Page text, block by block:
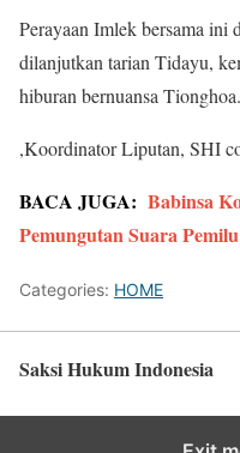
Perayaan Imlek bersama ini
dilanjutkan tarian Tidayu,
hiburan bernuansa Tionghoa.
,Koordinator Liputan, SHI
BACA JUGA: Babinsa
Pemungutan Suara
Categories: HOME
Saksi Hukum Indonesia